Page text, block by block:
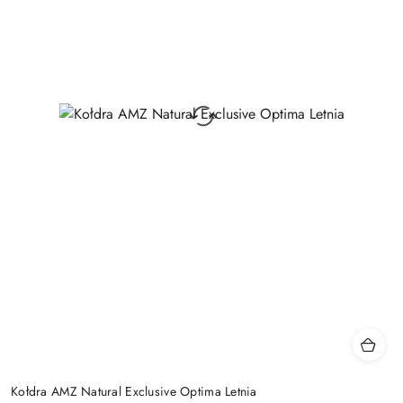
Kołdra AMZ Natural Exclusive Optima Letnia